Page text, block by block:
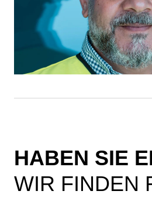
HABEN SIE
WIR FINDEN